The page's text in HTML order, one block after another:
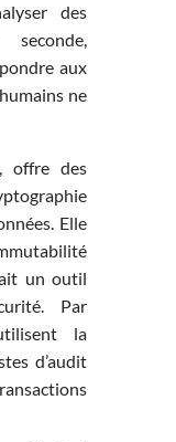
des
seconde,
aux
ne
offre des
Elle
un outil
Par
la
d’audit